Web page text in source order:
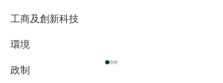
工商及創新科技
環境
政制